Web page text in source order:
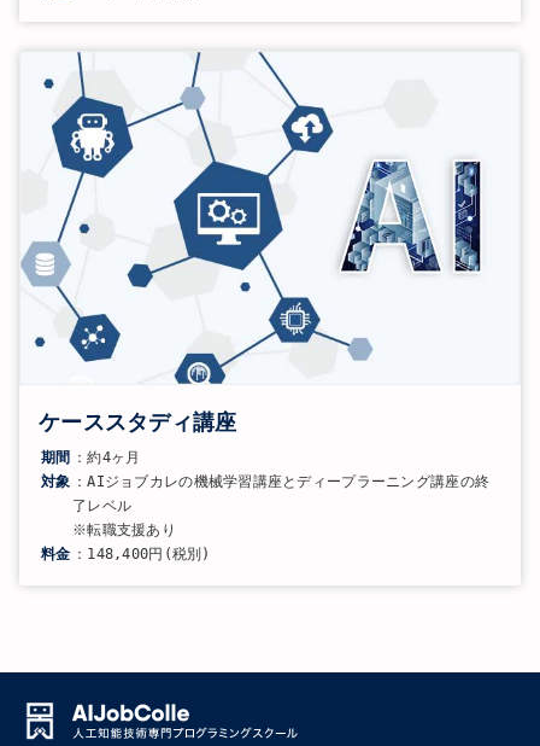
ケーススタディ講座
期間 ：約4ヶ月
対象 ：AIジョブカレの機械学習講座とディープラーニング講座の終
了レベル
※転職支援あり
料金 ：148,400円(税別)